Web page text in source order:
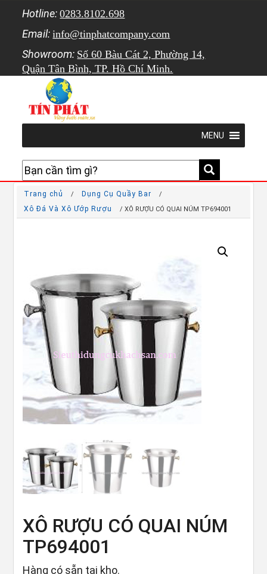
Hotline: 0283.8102.698
Email: info@tinphatcompany.com
Showroom: Số 60 Bàu Cát 2, Phường 14,
Quận Tân Bình, TP. Hồ Chí Minh.
MENU
Trang chủ / Dụng Cụ Quầy Bar /
Xô Đá Và Xô Ướp Rượu / XÔ RƯỢU CÓ QUAI NÚM TP694001
XÔ RƯỢU CÓ QUAI NÚM
TP694001
Hàng có sẵn tại kho.